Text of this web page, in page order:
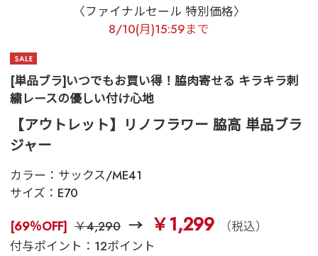
〈ファイナルセール 特別価格〉
8/10(月)15:59まで
[単品ブラ]いつでもお買い得！脇肉寄せる キラキラ刺
繍レースの優しい付け心地
【アウトレット】リノフラワー 脇高 単品ブラ
ジャー
カラー： サックス/ME41
サイズ： E70
[69％OFF] ￥4,290 ￥1,299
（税込）
付与ポイント：12ポイント